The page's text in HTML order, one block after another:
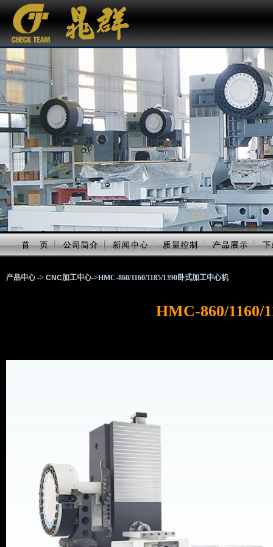
产品中心 -> CNC加工中心->HMC-860/1160/1185/1390卧式加工中心机
HMC-860/1160/